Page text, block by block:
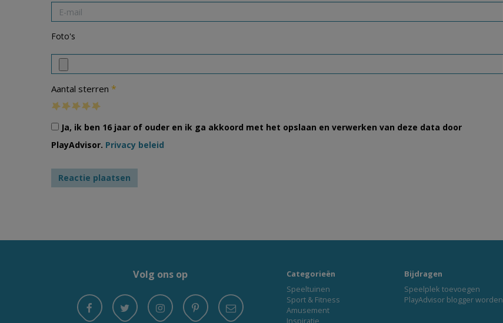
Foto's
Aantal sterren *
Ja, ik ben 16 jaar of ouder en ik ga akkoord met het opslaan en verwerken van deze data door
PlayAdvisor. Privacy beleid
Volg ons op
Categorieën
Speeltuinen
Sport & Fitness
Amusement
Inspiratie
Bijdragen
Speelplek toevoegen
PlayAdvisor blogger worden